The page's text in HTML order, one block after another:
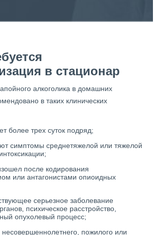
в стационар
алкоголика в домашних
в таких клинических
более трех суток подряд;
симптомы среднетяжелой или тяжелой
после кодирования
или антагонистами опиоидных
серьезное заболевание
психическое расстройство,
опухолевый процесс;
пожилого или